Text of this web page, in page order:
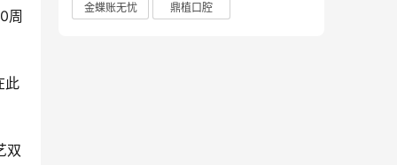
周
此
双
金蝶账无忧
鼎植口腔